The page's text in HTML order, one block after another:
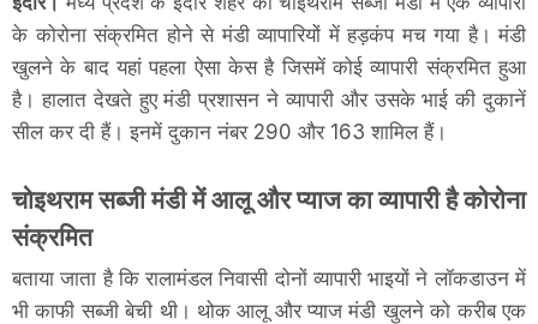
के कोरोना संक्रमित होने से मंडी व्यापारियों में हड़कंप मच गया है। मंडी
खुलने के बाद यहां पहला ऐसा केस है जिसमें कोई व्यापारी संक्रमित हुआ
है। हालात देखते हुए मंडी प्रशासन ने व्यापारी और उसके भाई की दुकानें
सील कर दी हैं। इनमें दुकान नंबर 290 और 163 शामिल हैं।
चोइथराम सब्जी मंडी में आलू और प्याज का व्यापारी है कोरोना
संक्रमित
बताया जाता है कि रालामंडल निवासी दोनों व्यापारी भाइयों ने लॉकडाउन में
भी काफी सब्जी बेची थी। थोक आलू और प्याज मंडी खुलने को करीब एक